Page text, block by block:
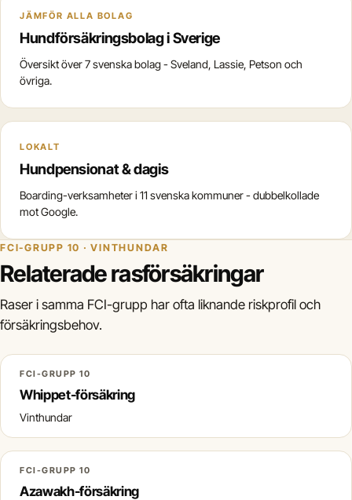
JÄMFÖR ALLA BOLAG
Hundförsäkringsbolag i Sverige
Översikt över 7 svenska bolag - Sveland, Lassie, Petson och
övriga.
LOKALT
Hundpensionat & dagis
Boarding-verksamheter i 11 svenska kommuner - dubbelkollade
mot Google.
FCI-GRUPP 10 · VINTHUNDAR
Relaterade rasförsäkringar
Raser i samma FCI-grupp har ofta liknande riskprofil och
försäkringsbehov.
FCI-GRUPP 10
Whippet-försäkring
Vinthundar
FCI-GRUPP 10
Azawakh-försäkring